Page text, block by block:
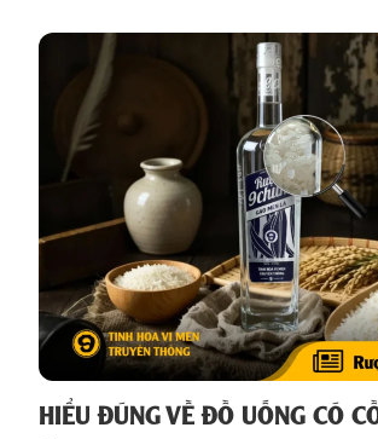
HIỂU ĐÚNG VỀ ĐỒ UỐNG CÓ